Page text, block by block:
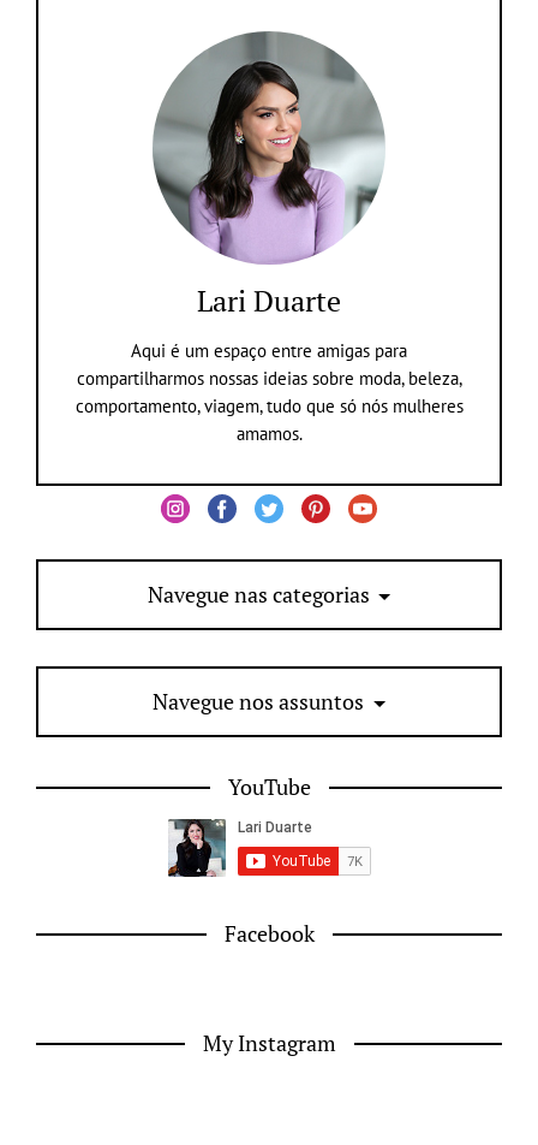
Lari Duarte
Aqui é um espaço entre amigas para
compartilharmos nossas ideias sobre moda, beleza,
comportamento, viagem, tudo que só nós mulheres
amamos.
Navegue nas categorias
Navegue nos assuntos
YouTube
Facebook
My Instagram